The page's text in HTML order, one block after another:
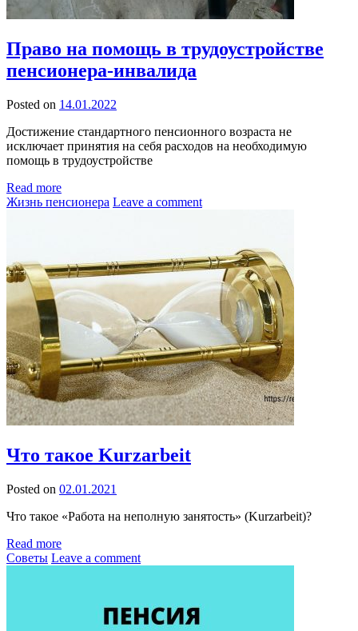
Право на помощь в трудоустройстве
пенсионера-инвалида
Posted on 14.01.2022
Достижение стандартного пенсионного возраста не
исключает принятия на себя расходов на необходимую
помощь в трудоустройстве
Read more
Жизнь пенсионера Leave a comment
Что такое Kurzarbeit
Posted on 02.01.2021
Что такое «Работа на неполную занятость» (Kurzarbeit)?
Read more
Советы Leave a comment